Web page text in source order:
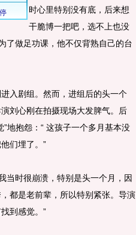
时心里特别没有底，后来想
干脆博一把吧，选不上也没
了做足功课，他不仅背熟自己的台
入剧组。然而，进组后的头一个
刘心刚在拍摄现场大发脾气。后
地抱怨：“ 这孩子一个多月基本没
们埋了。”
时很崩溃，特别是头一个月，因
都是老前辈，所以特别紧张。导演
到感觉。”